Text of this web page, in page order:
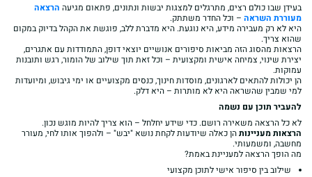
בעידן שבו כולם רצים, מתרגלים למצגות יבשות ונתונים, פתאום מגיעה הרצאה
מעוררת השראה – וכל החדר משתתק.
היא לא רק מעבירה מידע, היא נוגעת. היא מדברת ללב, פוגשת את הקהל בדיוק במקום
שהוא צריך.
הרצאות מהסוג הזה מביאות סיפורים אנושיים יוצאי דופן, התמודדות עם אתגרים,
יצירת שינוי, צמיחה אישית ומקצועית – וכל זאת תוך שילוב של הומור, רגש ותובנות
עמוקות.
הן יכולות להתאים לארגונים, מוסדות חינוך, כנסים מקצועיים או ימי גיבוש, ומיועדות
למי שמבין שהשראה היא לא מותרות – היא דלק.
להעביר תוכן עם נשמה
לא כל הרצאה משאירה רושם. כדי שידע יחלחל – הוא צריך להיות מוגש נכון.
הרצאות מעניינותהן כאלה שיודעות לקחת נושא "יבש" – ולהפוך אותו לחי, מעורר
מחשבה, ומשמעותי.
מה הופך הרצאה למעניינת באמת?
שילוב בין סיפור אישי לתוכן מקצועי